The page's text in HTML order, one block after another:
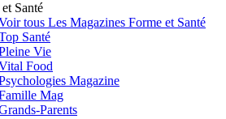
Santé
tous Les Magazines Forme et Santé
Santé
Vie
Food
Magazine
Mag
Parents